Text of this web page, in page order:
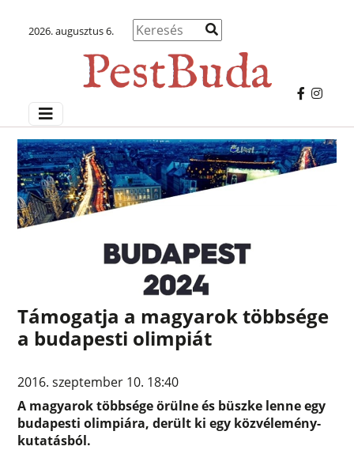
2026. augusztus 6.
Támogatja a magyarok többsége
a budapesti olimpiát
2016. szeptember 10. 18:40
A magyarok többsége örülne és büszke lenne egy
budapesti olimpiára, derült ki egy közvélemény-
kutatásból.